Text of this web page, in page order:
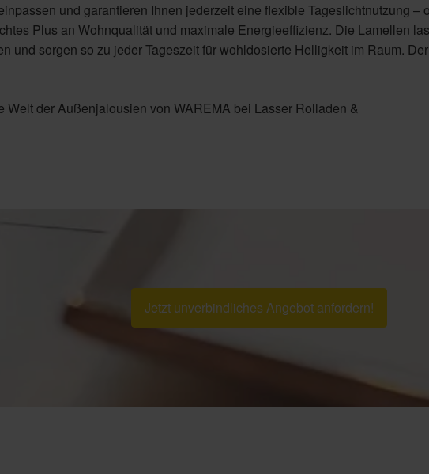
und garantieren Ihnen jederzeit eine flexible Tageslichtnutzung –
Plus an Wohnqualität und maximale Energieeffizienz. Die Lamellen
und sorgen so zu jeder Tageszeit für wohldosierte Helligkeit im Raum.
Welt der Außenjalousien von WAREMA bei Lasser Rolladen &
Jetzt unverbindliches Angebot anfordern!